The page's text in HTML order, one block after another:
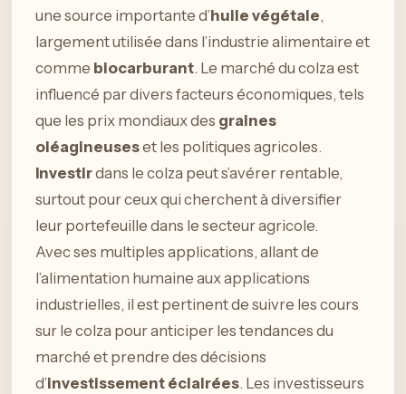
une source importante d’huile végétale,
largement utilisée dans l’industrie alimentaire et
comme biocarburant. Le marché du colza est
influencé par divers facteurs économiques, tels
que les prix mondiaux des graines
oléagineuseset les politiques agricoles.
Investirdans le colza peut s’avérer rentable,
surtout pour ceux qui cherchent à diversifier
leur portefeuille dans le secteur agricole.
Avec ses multiples applications, allant de
l’alimentation humaine aux applications
industrielles, il est pertinent de suivre les cours
sur le colza pour anticiper les tendances du
marché et prendre des décisions
d’investissement éclairées. Les investisseurs